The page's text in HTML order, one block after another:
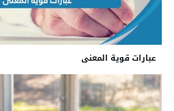
عبارات قوية المعنى